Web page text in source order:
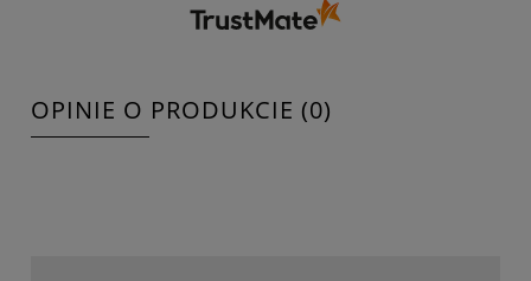
OPINIE O PRODUKCIE (0)